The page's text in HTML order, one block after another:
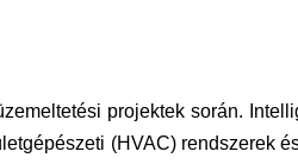
projektek során.
(HVAC) rendszerek